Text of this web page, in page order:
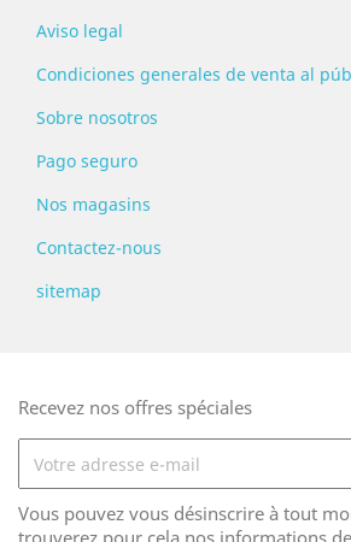
Aviso legal
Condiciones generales de venta al
Sobre nosotros
Pago seguro
Nos magasins
Contactez-nous
sitemap
Recevez nos offres spéciales
Vous pouvez vous désinscrire à tout
trouverez pour cela nos informations